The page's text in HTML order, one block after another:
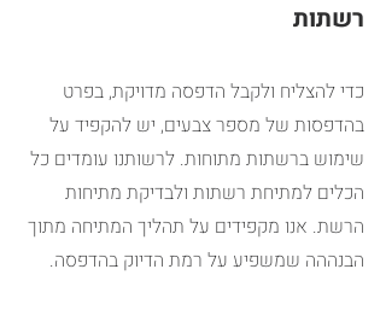
רשתות
כדי להצליח ולקבל הדפסה מדויקת, בפרט
בהדפסות של מספר צבעים, יש להקפיד על
שימוש ברשתות מתוחות. לרשותנו עומדים כל
הכלים למתיחת רשתות ולבדיקת מתיחות
הרשת. אנו מקפידים על תהליך המתיחה מתוך
הבנההה שמשפיע על רמת הדיוק בהדפסה.